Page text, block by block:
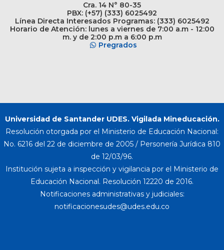
Cra. 14 N° 80-35
PBX: (+57) (333) 6025492
Línea Directa Interesados Programas: (333) 6025492
Horario de Atención: lunes a viernes de 7:00 a.m - 12:00
m. y de 2:00 p.m a 6:00 p.m
Pregrados
Universidad de Santander UDES. Vigilada Mineducación.
Resolución otorgada por el Ministerio de Educación Nacional:
No. 6216 del 22 de diciembre de 2005 / Personería Jurídica 810
de 12/03/96.
Institución sujeta a inspección y vigilancia por el Ministerio de
Educación Nacional. Resolución 12220 de 2016.
Notificaciones administrativas y judiciales: